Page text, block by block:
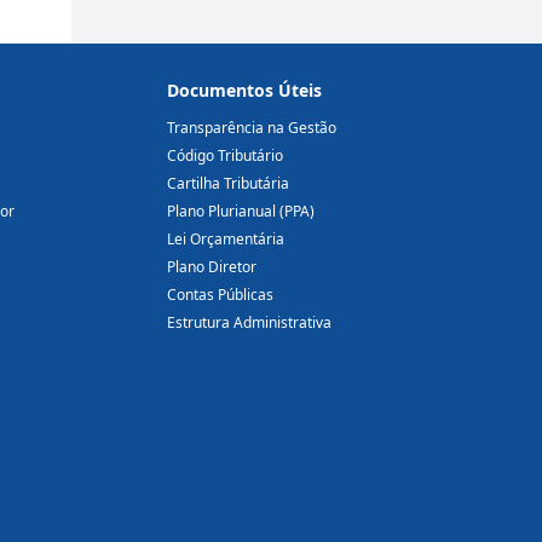
Documentos Úteis
Transparência na Gestão
Código Tributário
Cartilha Tributária
Plano Plurianual (PPA)
Lei Orçamentária
Plano Diretor
Contas Públicas
Estrutura Administrativa